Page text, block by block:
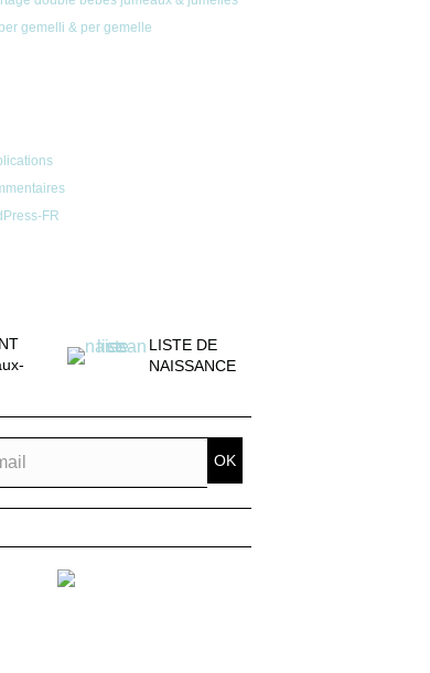
gemelli & per gemelle
FR
LISTE DE
NAISSANCE
OK